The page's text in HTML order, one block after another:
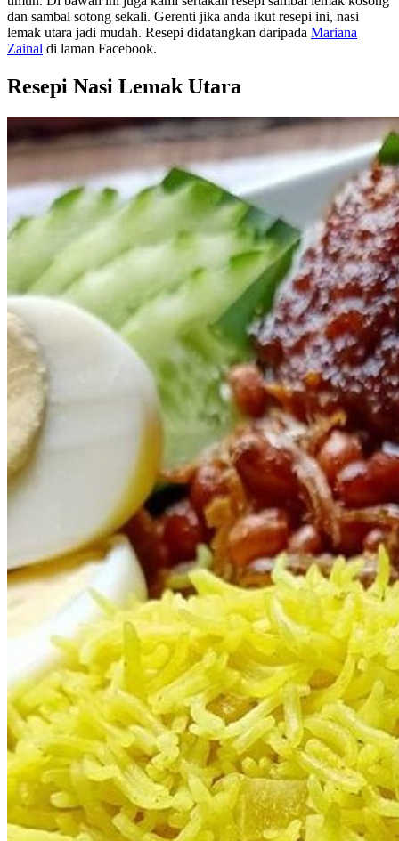
dan sambal sotong sekali. Gerenti jika anda ikut resepi ini, nasi
lemak utara jadi mudah. Resepi didatangkan daripada ‎ ‎Mariana
Zainal di laman Facebook.
Resepi Nasi Lemak Utara